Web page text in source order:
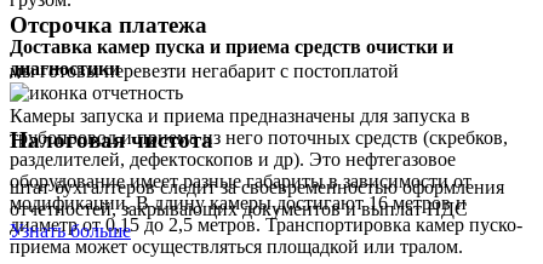
Доставка камер пуска и приема средств очистки и
диагностики
Камеры запуска и приема предназначены для запуска в
трубопровод и приема из него поточных средств (скребков,
разделителей, дефектоскопов и др). Это нефтегазовое
оборудование имеет разные габариты в зависимости от
модификации. В длину камеры достигают 16 метров и
диаметр от 0,15 до 2,5 метров. Транспортировка камер пуско-
приема может осуществляться площадкой или тралом.
Отсрочка платежа
мы готовы перевезти негабарит с постоплатой
Налоговая чистота
штат бухгалтеров следит за своевременностью оформления
отчетностей, закрывающих документов и выплат НДС
Узнать больше